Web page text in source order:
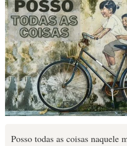
Posso todas as coisas naquele